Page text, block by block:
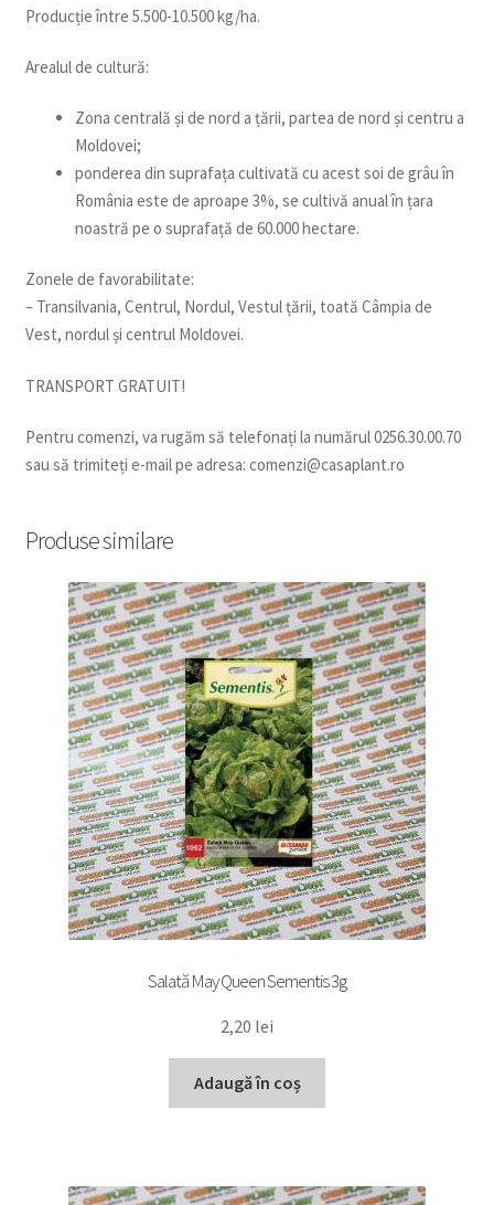
Producție între 5.500-10.500 kg/ha.
Arealul de cultură:
Zona centrală și de nord a țării, partea de nord și centru a
Moldovei;
ponderea din suprafața cultivată cu acest soi de grâu în
România este de aproape 3%, se cultivă anual în țara
noastră pe o suprafață de 60.000 hectare.
Zonele de favorabilitate:
– Transilvania, Centrul, Nordul, Vestul țării, toată Câmpia de
Vest, nordul și centrul Moldovei.
TRANSPORT GRATUIT!
Pentru comenzi, va rugăm să telefonați la numărul 0256.30.00.70
sau să trimiteți e-mail pe adresa: comenzi@casaplant.ro
Produse similare
Salată May Queen Sementis 3g
2,20 lei
Adaugă în coș